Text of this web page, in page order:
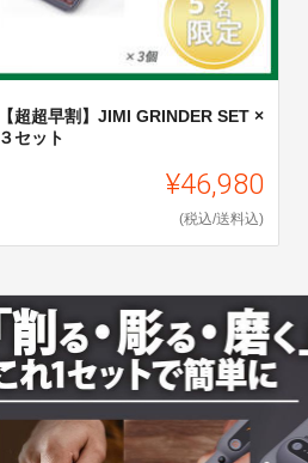
【超超早割】JIMI GRINDER SET ×
３セット
¥46,980
(税込/送料込)